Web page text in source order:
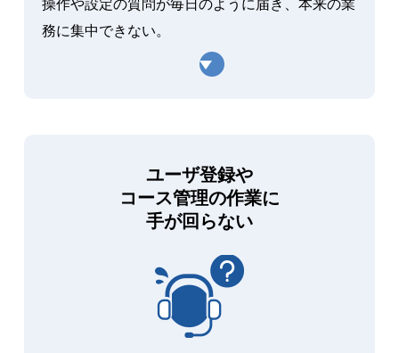
操作や設定の質問が毎日のように届き、本来の業
務に集中できない。
ユーザ登録や
コース管理の作業に
手が回らない